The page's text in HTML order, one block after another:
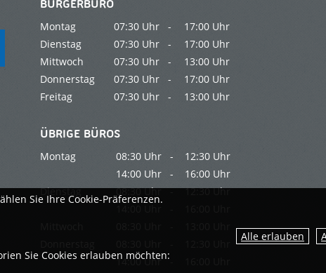
BÜRGERBÜRO
Montag 07:30 Uhr -
17:00 Uhr
Dienstag
07:30 Uhr -
17:00 Uhr
Mittwoch
07:30 Uhr -
13:00 Uhr
Donnerstag
07:30 Uhr -
17:00 Uhr
Freitag
07:30 Uhr - 13:00 Uhr
ÜBRIGE BÜROS
Montag 08:30 Uhr -
12:30 Uhr
14:00 Uhr -
16:00 Uhr
Dienstag
08:30 Uhr -
12:30 Uhr
14:00 Uhr -
Sie Ihre Cookie-Präferenzen.
Sie Cookies erlauben möchten: